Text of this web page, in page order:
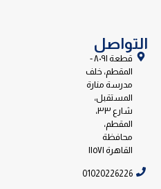
التواصل
قطعة ٨٠٩١ -
المقطم، خلف
مدرسة منارة
المستقبل،
شارع ٣٣،
المقطم،
محافظة
القاهرة ١١٥٧١
01020226226